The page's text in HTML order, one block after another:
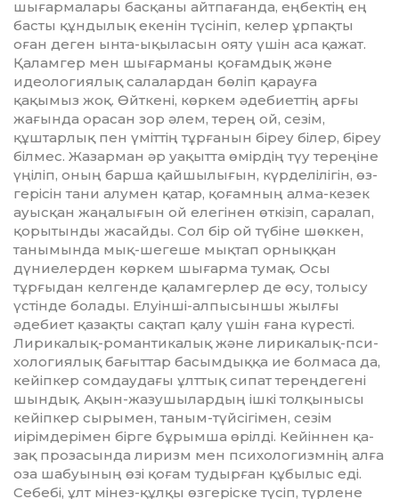
шығармалары басқаны айтпағанда, еңбектің ең
басты құндылық екенін түсініп, келер ұрпақты
оған деген ынта-ықы­ласын ояту үшін аса қажат.
Қаламгер мен шығарманы қо­ғам­дық және
идеологиялық салалардан бөліп қарауға
қақымыз жоқ. Өйткені, көркем әдебиеттің ар­ғы
жағында орасан зор әлем, те­рең ой, сезім,
құштарлық пен үміт­тің тұрғанын біреу білер, біреу
біл­мес. Жазарман әр уақытта өмір­дің түу тереңіне
үңіліп, оның барша қайшылығын, күрделілігін, өз­
герісін тани алумен қатар, қоғам­ның алма-кезек
ауысқан жаңа­лы­ғын ой елегінен өткізіп, саралап,
қо­рытынды жасайды. Сол бір ой тү­біне шөккен,
танымында мық-ше­­геше мықтап орныққан
дүние­лерден көркем шығарма тумақ. Осы
тұрғыдан келгенде қалам­герлер де өсу, толысу
үстінде болады. Елуінші-алпысыншы жылғы
әдебиет қазақты сақтап қалу үшін ғана күресті.
Лирикалық-роман­тикалық және лирикалық-пси­
хо­логиялық бағыттар басым­дыққа ие болмаса да,
кейіпкер сомдаудағы ұлттық сипат терең­дегені
шындық. Ақын-жазушы­лардың ішкі тол­қынысы
кейіпкер сырымен, та­ным-түйсігімен, сезім
иірімдері­мен бірге бұрымша өрілді. Кейіннен қа­
зақ прозасында лиризм мен пси­хологизмнің алға
оза шабуының өзі қоғам тудырған құбылыс еді.
Себебі, ұлт мінез-құлқы өзгеріске түсіп, түрлене